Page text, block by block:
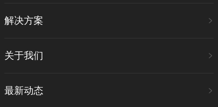
解决方案
关于我们
最新动态